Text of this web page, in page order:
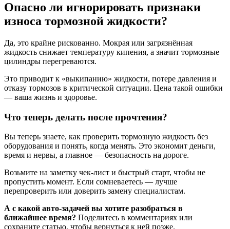
Опасно ли игнорировать признаки
износа тормозной жидкости?
Да, это крайне рискованно. Мокрая или загрязнённая
жидкость снижает температуру кипения, а значит тормозные
цилиндры перегреваются.
Это приводит к «выкипанию» жидкости, потере давления и
отказу тормозов в критической ситуации. Цена такой ошибки
— ваша жизнь и здоровье.
Что теперь делать после прочтения?
Вы теперь знаете, как проверить тормозную жидкость без
оборудования и понять, когда менять. Это экономит деньги,
время и нервы, а главное — безопасность на дороге.
Возьмите на заметку чек-лист и быстрый старт, чтобы не
пропустить момент. Если сомневаетесь — лучше
перепроверить или доверить замену специалистам.
А с какой авто-задачей вы хотите разобраться в
ближайшее время? Поделитесь в комментариях или
сохраните статью, чтобы вернуться к ней позже.